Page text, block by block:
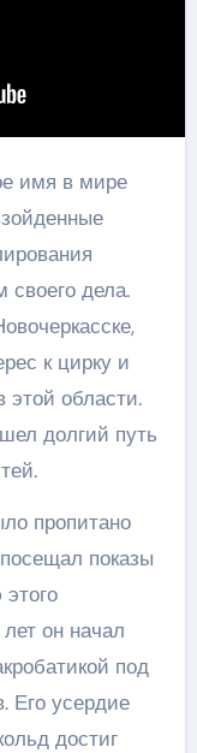
имя в мире
дела.
к цирку и
этой области.
долгий путь
пропитано
показы
он начал
под
Его усердие
достиг